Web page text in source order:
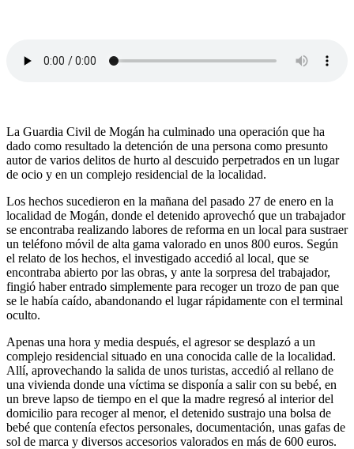
La Guardia Civil de Mogán ha culminado una operación que ha
dado como resultado la detención de una persona como presunto
autor de varios delitos de hurto al descuido perpetrados en un lugar
de ocio y en un complejo residencial de la localidad.
Los hechos sucedieron en la mañana del pasado 27 de enero en la
localidad de Mogán, donde el detenido aprovechó que un trabajador
se encontraba realizando labores de reforma en un local para sustraer
un teléfono móvil de alta gama valorado en unos 800 euros. Según
el relato de los hechos, el investigado accedió al local, que se
encontraba abierto por las obras, y ante la sorpresa del trabajador,
fingió haber entrado simplemente para recoger un trozo de pan que
se le había caído, abandonando el lugar rápidamente con el terminal
oculto.
Apenas una hora y media después, el agresor se desplazó a un
complejo residencial situado en una conocida calle de la localidad.
Allí, aprovechando la salida de unos turistas, accedió al rellano de
una vivienda donde una víctima se disponía a salir con su bebé, en
un breve lapso de tiempo en el que la madre regresó al interior del
domicilio para recoger al menor, el detenido sustrajo una bolsa de
bebé que contenía efectos personales, documentación, unas gafas de
sol de marca y diversos accesorios valorados en más de 600 euros.